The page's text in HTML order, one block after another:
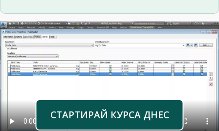
СТАРТИРАЙ КУРСА ДНЕС